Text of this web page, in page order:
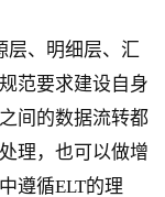
层、明细层、汇
范要求建设自身
间的数据流转都
理，也可以做增
遵循ELT的理